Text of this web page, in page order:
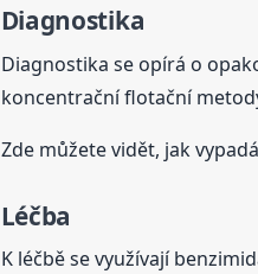
Diagnostika
Diagnostika se opírá o
koncentrační flotační
Zde můžete vidět, jak vypadá
Léčba
K léčbě se využívají